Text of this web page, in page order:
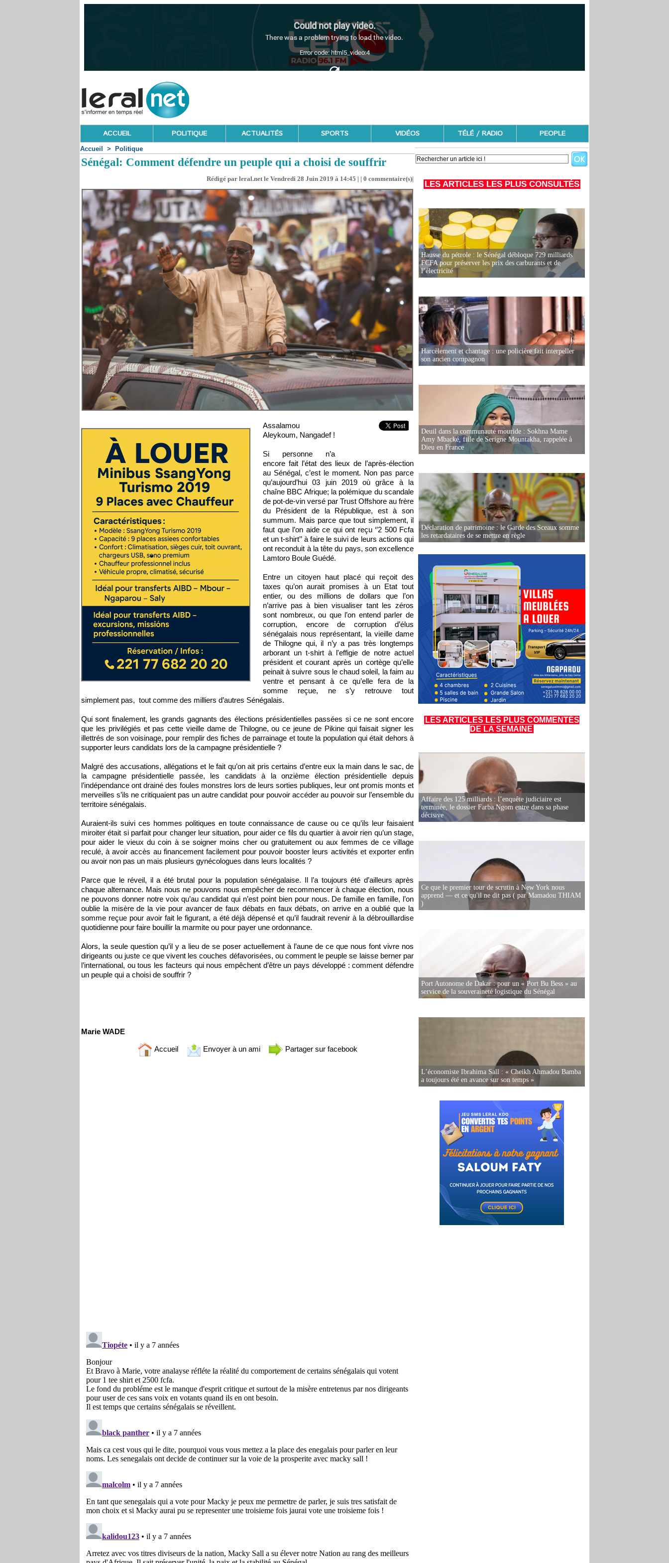
ACCUEIL POLITIQUE ACTUALITÉS SPORTS VIDÉOS TÉLÉ / RADIO PEOPLE
Accueil > Politique
Sénégal: Comment défendre un peuple qui a choisi de souffrir
Rédigé par leral.net le Vendredi 28 Juin 2019 à 14:45 | | 0 commentaire(s)|
Assalamou
Aleykoum, Nangadef !
Si personne n’a
encore fait l’état des lieux de l’après-élection
au Sénégal, c’est le moment. Non pas parce
qu’aujourd’hui 03 juin 2019 où grâce à la
chaîne BBC Afrique; la polémique du scandale
de pot-de-vin versé par Trust Offshore au frère
du Président de la République, est à son
summum. Mais parce que tout simplement, il
faut que l’on aide ce qui ont reçu ‘’2 500 Fcfa
et un t-shirt’’ à faire le suivi de leurs actions qui
ont reconduit à la tête du pays, son excellence
Lamtoro Boule Guédé.
Entre un citoyen haut placé qui reçoit des
taxes qu’on aurait promises à un Etat tout
entier, ou des millions de dollars que l’on
n’arrive pas à bien visualiser tant les zéros
sont nombreux, ou que l’on entend parler de
corruption, encore de corruption d’élus
sénégalais nous représentant, la vieille dame
de Thilogne qui, il n’y a pas très longtemps
arborant un t-shirt à l'effigie de notre actuel
président et courant après un cortège qu’elle
peinait à suivre sous le chaud soleil, la faim au
ventre et pensant à ce qu’elle fera de la
somme reçue, ne s’y retrouve tout
simplement pas, tout comme des milliers d’autres Sénégalais.
Qui sont finalement, les grands gagnants des élections présidentielles passées si ce ne sont encore
que les privilégiés et pas cette vieille dame de Thilogne, ou ce jeune de Pikine qui faisait signer les
illettrés de son voisinage, pour remplir des fiches de parrainage et toute la population qui était dehors à
supporter leurs candidats lors de la campagne présidentielle ?
Malgré des accusations, allégations et le fait qu’on ait pris certains d’entre eux la main dans le sac, de
la campagne présidentielle passée, les candidats à la onzième élection présidentielle depuis
l’indépendance ont drainé des foules monstres lors de leurs sorties publiques, leur ont promis monts et
merveilles s’ils ne critiquaient pas un autre candidat pour pouvoir accéder au pouvoir sur l’ensemble du
territoire sénégalais.
Auraient-ils suivi ces hommes politiques en toute connaissance de cause ou ce qu’ils leur faisaient
miroiter était si parfait pour changer leur situation, pour aider ce fils du quartier à avoir rien qu’un stage,
pour aider le vieux du coin à se soigner moins cher ou gratuitement ou aux femmes de ce village
reculé, à avoir accès au financement facilement pour pouvoir booster leurs activités et exporter enfin
ou avoir non pas un mais plusieurs gynécologues dans leurs localités ?
Parce que le réveil, il a été brutal pour la population sénégalaise. Il l’a toujours été d’ailleurs après
chaque alternance. Mais nous ne pouvons nous empêcher de recommencer à chaque élection, nous
ne pouvons donner notre voix qu’au candidat qui n’est point bien pour nous. De famille en famille, l’on
oublie la misère de la vie pour avancer de faux débats en faux débats, on arrive en a oublié que la
somme reçue pour avoir fait le figurant, a été déjà dépensé et qu’il faudrait revenir à la débrouillardise
quotidienne pour faire bouillir la marmite ou pour payer une ordonnance.
Alors, la seule question qu’il y a lieu de se poser actuellement à l’aune de ce que nous font vivre nos
dirigeants ou juste ce que vivent les couches défavorisées, ou comment le peuple se laisse berner par
l’international, ou tous les facteurs qui nous empêchent d’être un pays développé : comment défendre
un peuple qui a choisi de souffrir ?
Marie WADE
Accueil Envoyer à un ami Partager sur facebook
LES ARTICLES LES PLUS CONSULTÉS
Hausse du pétrole : le Sénégal débloque 729 milliards
FCFA pour préserver les prix des carburants et de
l’électricité
Harcèlement et chantage : une policière fait interpeller
son ancien compagnon
Deuil dans la communauté mouride : Sokhna Mame
Amy Mbacké, fille de Serigne Mountakha, rappelée à
Dieu en France
Déclaration de patrimoine : le Garde des Sceaux somme
les retardataires de se mettre en règle
LES ARTICLES LES PLUS COMMENTÉS
DE LA SEMAINE
Affaire des 125 milliards : l’enquête judiciaire est
terminée, le dossier Farba Ngom entre dans sa phase
décisive
Ce que le premier tour de scrutin à New York nous
apprend — et ce qu'il ne dit pas ( par Mamadou THIAM
)
Port Autonome de Dakar : pour un « Port Bu Bess » au
service de la souveraineté logistique du Sénégal
L’économiste Ibrahima Sall : « Cheikh Ahmadou Bamba
a toujours été en avance sur son temps »